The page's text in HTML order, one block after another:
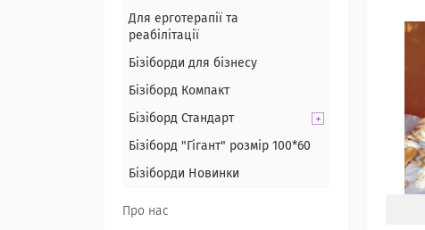
Для ерготерапії та
реабілітації
Бізіборди для бізнесу
Бізіборд Компакт
Бізіборд Стандарт
Бізіборд "Гігант" розмір 100*60
Бізіборди Новинки
Про нас